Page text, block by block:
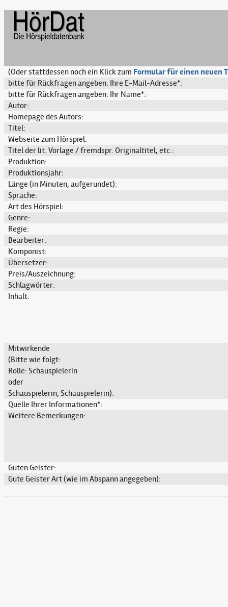
(Oder stattdessen noch ein Klick zum Formular für einen neuen
bitte für Rückfragen angeben: Ihre E-Mail-Adresse*:
bitte für Rückfragen angeben: Ihr Name*:
Autor:
Homepage des Autors:
Titel:
Webseite zum Hörspiel:
Titel der lit. Vorlage / fremdspr. Originaltitel, etc.:
Produktion:
Produktionsjahr:
Länge (in Minuten, aufgerundet):
Sprache:
Art des Hörspiel:
Genre:
Regie:
Bearbeiter:
Komponist:
Übersetzer:
Preis/Auszeichnung:
Schlagwörter:
Inhalt:
Mitwirkende
(Bitte wie folgt:
Rolle: Schauspielerin
oder
Schauspielerin, Schauspielerin):
Quelle Ihrer Informationen*:
Weitere Bemerkungen:
Guten Geister:
Gute Geister Art (wie im Abspann angegeben):